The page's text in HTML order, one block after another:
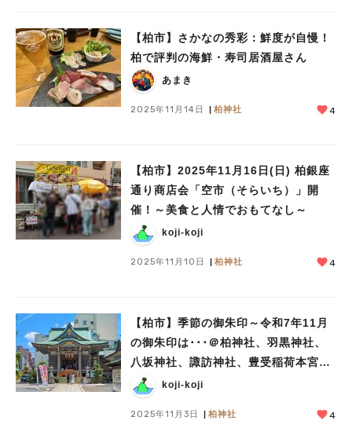
【柏市】さかなの秀彩：鮮度が自慢！
柏で評判の海鮮・寿司居酒屋さん
あまき
2025年11月14日 柏神社 4
【柏市】2025年11月16日(日) 柏銀座
通り商店会「空市（そらいち）」開
催！～美食と人情でおもてなし～
koji-koji
2025年11月10日 柏神社 4
【柏市】季節の御朱印～令和7年11月
の御朱印は･･･＠柏神社、羽黒神社、
八坂神社、諏訪神社、豊受稲荷本宮、
大洞院koji-koji
2025年11月3日 柏神社 4